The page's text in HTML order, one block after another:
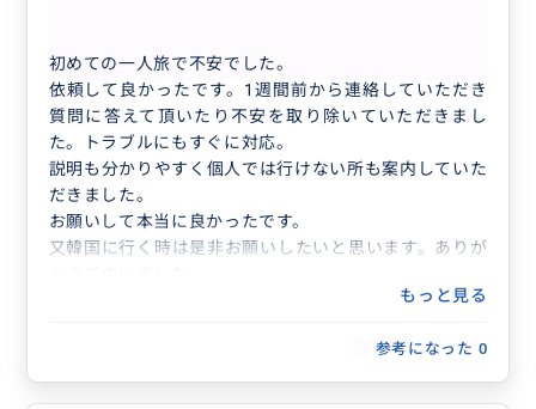
初めての一人旅で不安でした。
依頼して良かったです。1週間前から連絡していただき
質問に答えて頂いたり不安を取り除いていただきまし
た。トラブルにもすぐに対応。
説明も分かりやすく個人では行けない所も案内していた
だきました。
お願いして本当に良かったです。
又韓国に行く時は是非お願いしたいと思います。ありが
もっと見る
参考になった 0